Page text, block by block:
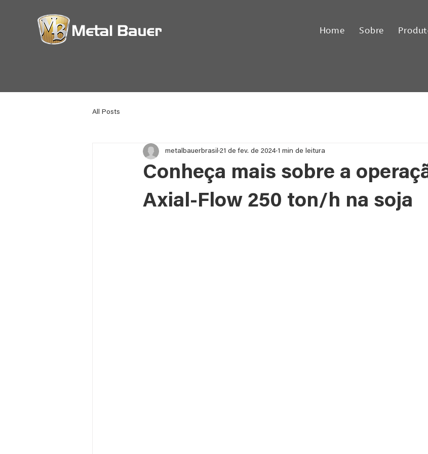
Home Sobre
All Posts
Conheça mais sobre a
Axial-Flow 250 ton/h na soja
metalbauerbrasil 21 de fev. de 2024 1 min de leitura